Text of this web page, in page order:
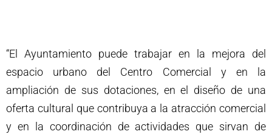
“El Ayuntamiento puede trabajar en la mejora del
espacio urbano del Centro Comercial y en la
ampliación de sus dotaciones, en el diseño de una
oferta cultural que contribuya a la atracción comercial
y en la coordinación de actividades que sirvan de